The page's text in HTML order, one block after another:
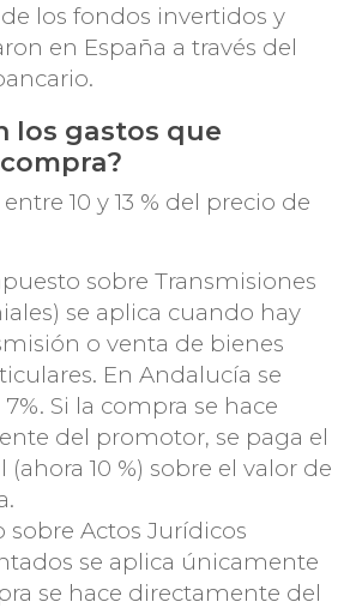
los fondos invertidos y
en España a través del
los gastos que
10 y 13 % del precio de
sobre Transmisiones
se aplica cuando hay
o venta de bienes
En Andalucía se
Si la compra se hace
del promotor, se paga el
(ahora 10 %) sobre el valor de
sobre Actos Jurídicos
se aplica únicamente
se hace directamente del